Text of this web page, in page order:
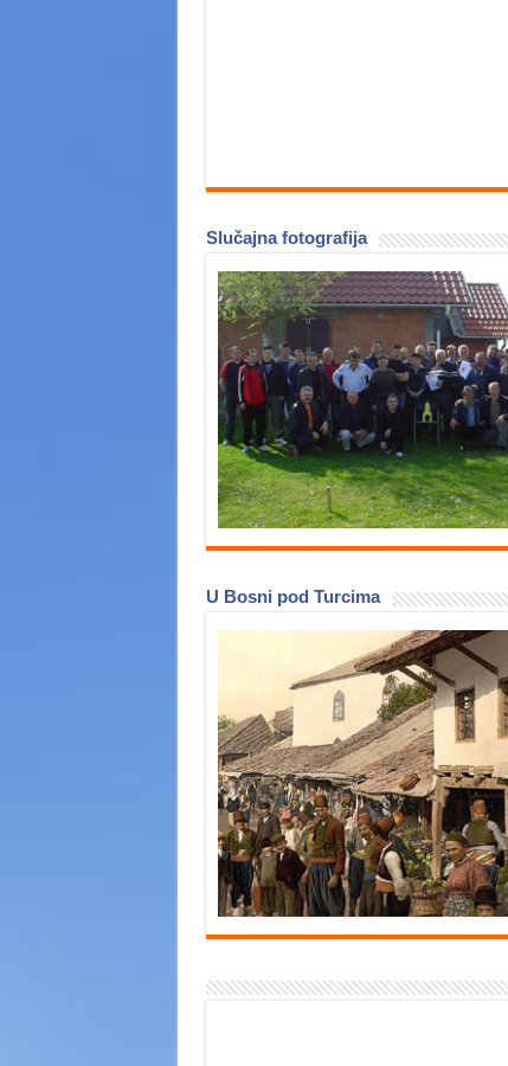
Slučajna fotografija
U Bosni pod Turcima